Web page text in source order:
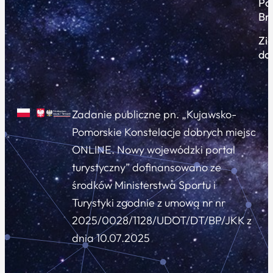
Zadanie publiczne pn. „Kujawsko-
Pomorskie Konstelacje dobrych miejsc
ONLINE. Nowy wojewódzki portal
turystyczny” dofinansowano ze
środków Ministerstwa Sportu i
Turystyki zgodnie z umową nr nr
2025/0028/1128/UDOT/DT/BP/JKK z
dnia 10.07.2025